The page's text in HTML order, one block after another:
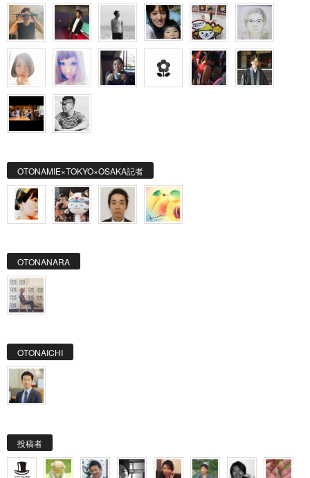
OTONAMIE×TOKYO×OSAKA記者
OTONANARA
OTONAICHI
投稿者